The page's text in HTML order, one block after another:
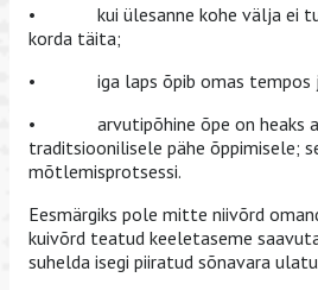
• kui ülesanne kohe välja ei
korda täita;
• iga laps õpib omas tempos
• arvutipõhine õpe on heaks
traditsioonilisele pähe õppimisele;
mõtlemisprotsessi.
Eesmärgiks pole mitte niivõrd
kuivõrd teatud keeletaseme
suhelda isegi piiratud sõnavara